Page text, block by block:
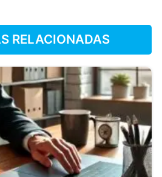
RELACIONADAS